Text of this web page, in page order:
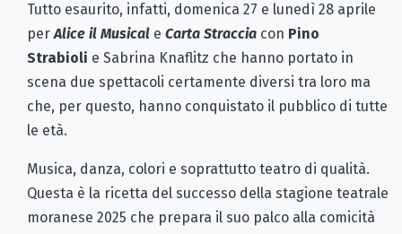
Tutto esaurito, infatti, domenica 27 e lunedì 28 aprile
perAlice il Musical e Carta Straccia con Pino
Strabioli e Sabrina Knaflitz che hanno portato in
scena due spettacoli certamente diversi tra loro ma
che, per questo, hanno conquistato il pubblico di tutte
le età.
Musica, danza, colori e soprattutto teatro di qualità.
Questa è la ricetta del successo della stagione teatrale
moranese 2025 che prepara il suo palco alla comicità